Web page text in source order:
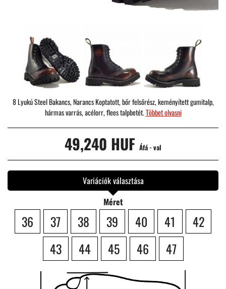
8 Lyukú Steel Bakancs, Narancs Koptatott, bőr felsőrész, keményített gumitalp,
hármas varrás, acélorr, flees talpbetét.Többet olvasni
49,240 HUF Áfá - val
Variációk választása
Méret
36 37 38 39 40 41
42
43
44 45 46 47